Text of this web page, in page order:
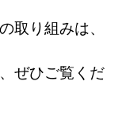
取り組みは、
ぜひご覧くだ